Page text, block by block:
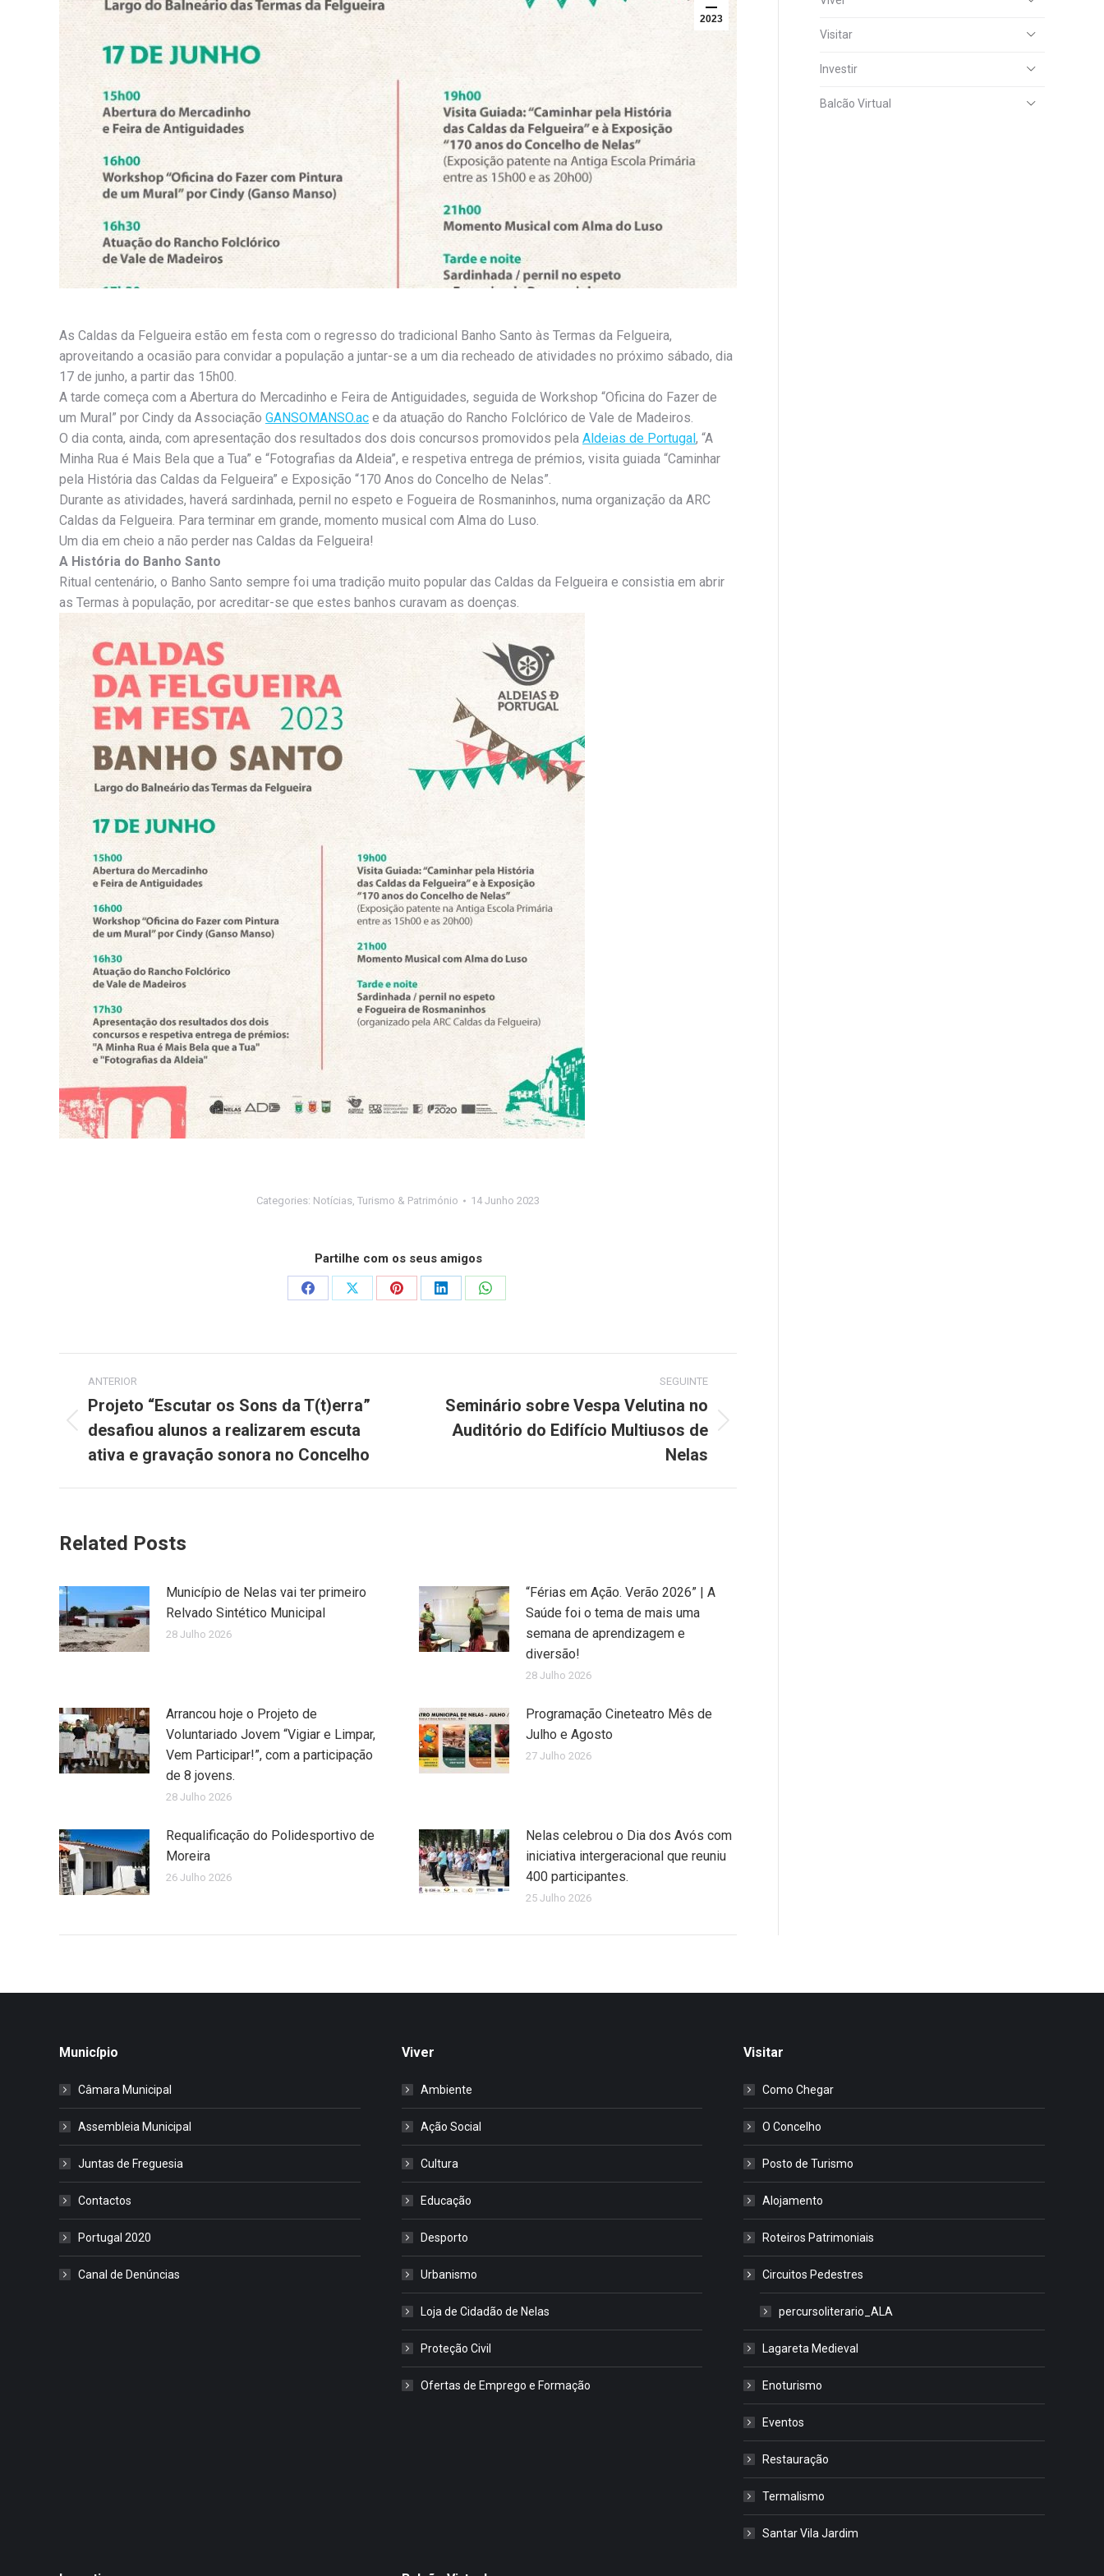
2023
As Caldas da Felgueira estão em festa com o regresso do tradicional Banho Santo às Termas da Felgueira,
aproveitando a ocasião para convidar a população a juntar-se a um dia recheado de atividades no próximo sábado, dia
17 de junho, a partir das 15h00.
A tarde começa com a Abertura do Mercadinho e Feira de Antiguidades, seguida de Workshop “Oficina do Fazer de
um Mural” por Cindy da Associação GANSOMANSO.ac e da atuação do Rancho Folclórico de Vale de Madeiros.
O dia conta, ainda, com apresentação dos resultados dos dois concursos promovidos pela Aldeias de Portugal, “A
Minha Rua é Mais Bela que a Tua” e “Fotografias da Aldeia”, e respetiva entrega de prémios, visita guiada “Caminhar
pela História das Caldas da Felgueira” e Exposição “170 Anos do Concelho de Nelas”.
Durante as atividades, haverá sardinhada, pernil no espeto e Fogueira de Rosmaninhos, numa organização da ARC
Caldas da Felgueira. Para terminar em grande, momento musical com Alma do Luso.
Um dia em cheio a não perder nas Caldas da Felgueira!
A História do Banho Santo
Ritual centenário, o Banho Santo sempre foi uma tradição muito popular das Caldas da Felgueira e consistia em abrir
as Termas à população, por acreditar-se que estes banhos curavam as doenças.
Categories: Notícias Turismo & Património 14 Junho 2023
Partilhe com os seus amigos
Share
Share
Share
Share
Share
Post
navigation
ANTERIOR
Previous
post:
Projeto “Escutar os Sons da T(t)erra”
desafiou alunos a realizarem escuta
ativa e gravação sonora no Concelho
SEGUINTE
Seminário sobre Vespa Velutina no
Auditório do Edifício Multiusos de
Nelas
Related Posts
Município de Nelas vai ter primeiro
Relvado Sintético Municipal
28 Julho 2026
“Férias em Ação. Verão 2026” | A
Saúde foi o tema de mais uma
semana de aprendizagem e
diversão!
28 Julho 2026
Arrancou hoje o Projeto de
Voluntariado Jovem “Vigiar e Limpar,
Vem Participar!”, com a participação
de 8 jovens.
28 Julho 2026
Programação Cineteatro Mês de
Julho e Agosto
27 Julho 2026
Requalificação do Polidesportivo de
Moreira
26 Julho 2026
Nelas celebrou o Dia dos Avós com
iniciativa intergeracional que reuniu
400 participantes.
25 Julho 2026
Visitar
Investir
Balcão Virtual
Município
Câmara Municipal
Assembleia Municipal
Juntas de Freguesia
Contactos
Portugal 2020
Canal de Denúncias
Viver
Ambiente
Ação Social
Cultura
Educação
Desporto
Urbanismo
Loja de Cidadão de Nelas
Proteção Civil
Ofertas de Emprego e Formação
Visitar
Como Chegar
O Concelho
Posto de Turismo
Alojamento
Roteiros Patrimoniais
Circuitos Pedestres
percursoliterario_ALA
Lagareta Medieval
Enoturismo
Eventos
Restauração
Termalismo
Santar Vila Jardim